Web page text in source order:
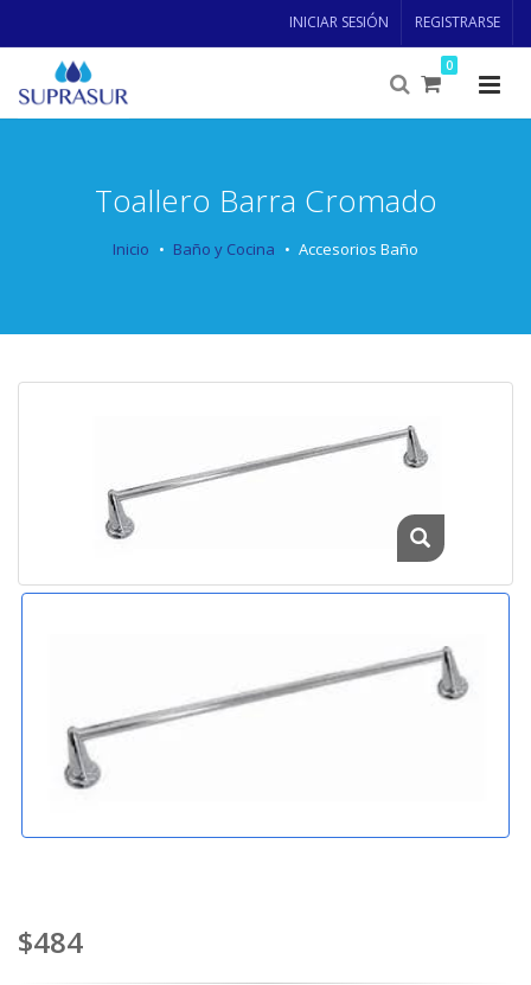
INICIAR SESIÓN REGISTRARSE
0
Toallero Barra Cromado
Inicio Baño y Cocina Accesorios Baño
$484